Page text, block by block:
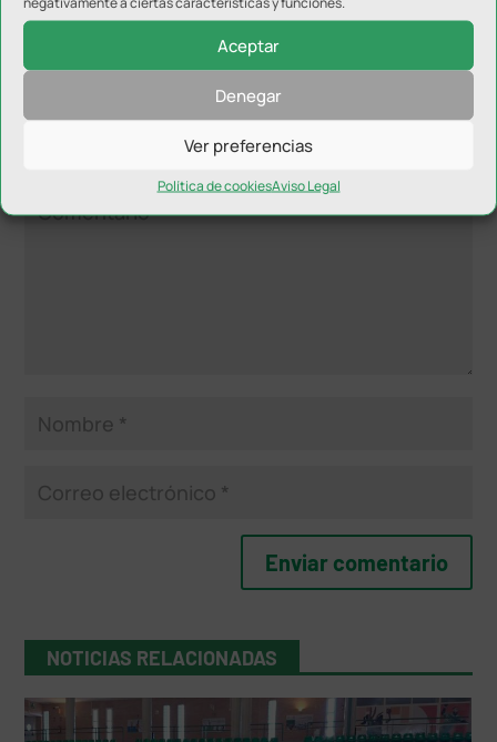
Aceptar
Denegar
Ver preferencias
Política de cookiesAviso Legal
Tu dirección de correo electrónico no será publicada.
campos obligatorios están marcados con
NOTICIAS RELACIONADAS